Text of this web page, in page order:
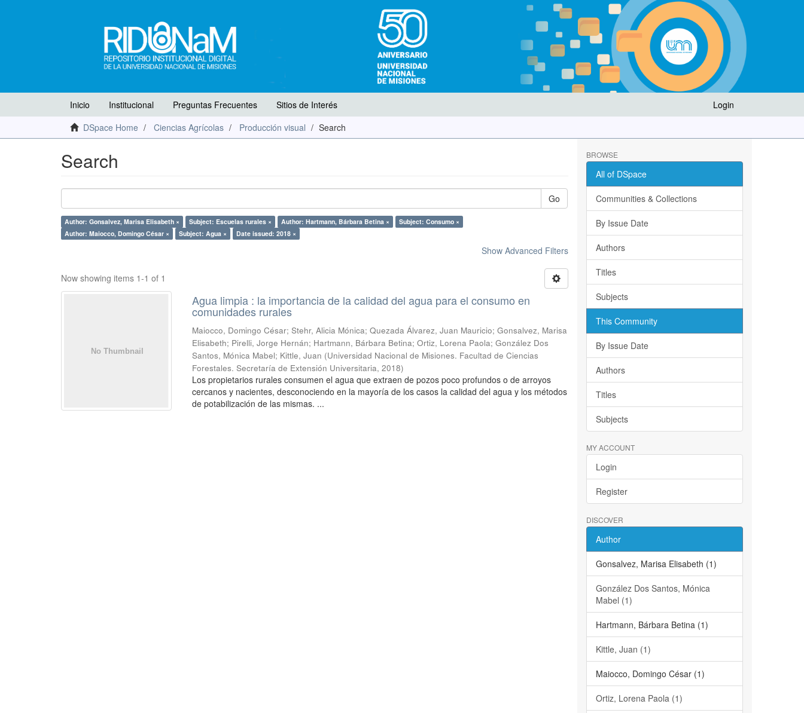
Login
Inicio Institucional Preguntas Frecuentes
Sitios de Interés
DSpace Home
Ciencias Agrícolas Producción visual Search
Search
Go
Author: Gonsalvez, Marisa Elisabeth × Subject: Escuelas rurales × Author: Hartmann, Bárbara Betina ×
Subject: Consumo ×
Author: Maiocco, Domingo César ×
Subject: Agua × Date issued: 2018 ×
Show Advanced Filters
Now showing items 1-1 of 1
Agua limpia : la importancia de la calidad del agua para el consumo en
comunidades rurales
Maiocco, Domingo César; Stehr, Alicia Mónica; Quezada Álvarez, Juan Mauricio; Gonsalvez, Marisa
Elisabeth; Pirelli, Jorge Hernán; Hartmann, Bárbara Betina; Ortiz, Lorena Paola; González Dos
Santos, Mónica Mabel; Kittle, Juan (Universidad Nacional de Misiones. Facultad de Ciencias
Forestales. Secretaría de Extensión Universitaria,2018)
Los propietarios rurales consumen el agua que extraen de pozos poco profundos o de arroyos
cercanos y nacientes, desconociendo en la mayoría de los casos la calidad del agua y los métodos
de potabilización de las mismas. ...
BROWSE
All of DSpace
Communities & Collections
By Issue Date
Authors
Titles
Subjects
This Community
By Issue Date
Authors
Titles
Subjects
MY ACCOUNT
Login
Register
DISCOVER
Author
Gonsalvez, Marisa Elisabeth (1)
González Dos Santos, Mónica
Mabel (1)
Hartmann, Bárbara Betina (1)
Kittle, Juan (1)
Maiocco, Domingo César (1)
Ortiz, Lorena Paola (1)